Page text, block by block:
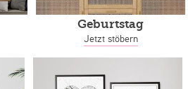
Geburtstag
Jetzt stöbern